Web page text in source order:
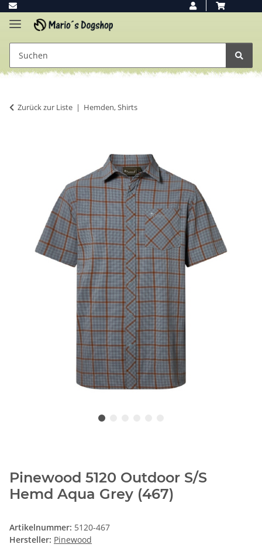
Zurück zur Liste Hemden, Shirts
Pinewood 5120 Outdoor S/S
Hemd Aqua Grey (467)
Artikelnummer: 5120-467
Hersteller: Pinewood